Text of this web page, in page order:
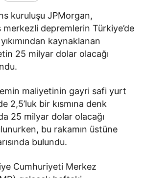
kuruluşu JPMorgan,
depremlerin Türkiye’de
kaynaklanan
25 milyar dolar olacağı
maliyetinin gayri safi yurt
2,5’luk bir kısmına denk
25 milyar dolar olacağı
bu rakamın üstüne
bulundu.
Cumhuriyeti Merkez